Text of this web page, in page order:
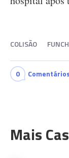
COLISÃO
0
Mais